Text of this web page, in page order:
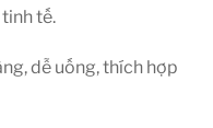
tế.
dễ uống, thích hợp